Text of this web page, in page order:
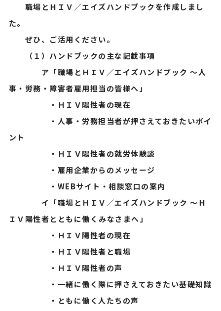
職場とＨＩＶ／エイズハンドブックを作成しまし
た。
ぜひ、ご活用ください。
（１）ハンドブックの主な記載事項
ア「職場とＨＩＶ／エイズハンドブック ～人
事・労務・障害者雇用担当の皆様へ」
・ＨＩＶ陽性者の現在
・人事・労務担当者が押さえておきたいポイ
ント
・ＨＩＶ陽性者の就労体験談
・雇用企業からのメッセージ
・WEBサイト・相談窓口の案内
イ「職場とＨＩＶ／エイズハンドブック ～Ｈ
ＩＶ陽性者とともに働くみなさまへ」
・ＨＩＶ陽性者の現在
・ＨＩＶ陽性者と職場
・ＨＩＶ陽性者の声
・一緒に働く際に押さえておきたい基礎知識
・ともに働く人たちの声